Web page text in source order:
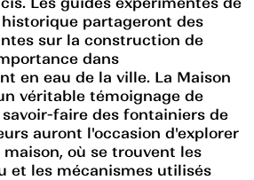
partageront des
sur la construction de
dans
en eau de la ville. La Maison
véritable témoignage de
faire des fontainiers de
auront l'occasion d'explorer
maison, où se trouvent les
et les mécanismes utilisés